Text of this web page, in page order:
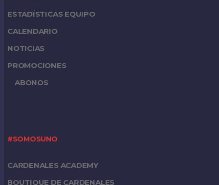
ESTADÍSTICAS EQUIPO
CALENDARIO
NOTICIAS
PROMOCIONES
ABONOS
#SOMOSUNO
CARDENALES ACADEMY
BOUTIQUE DE CARDENALES